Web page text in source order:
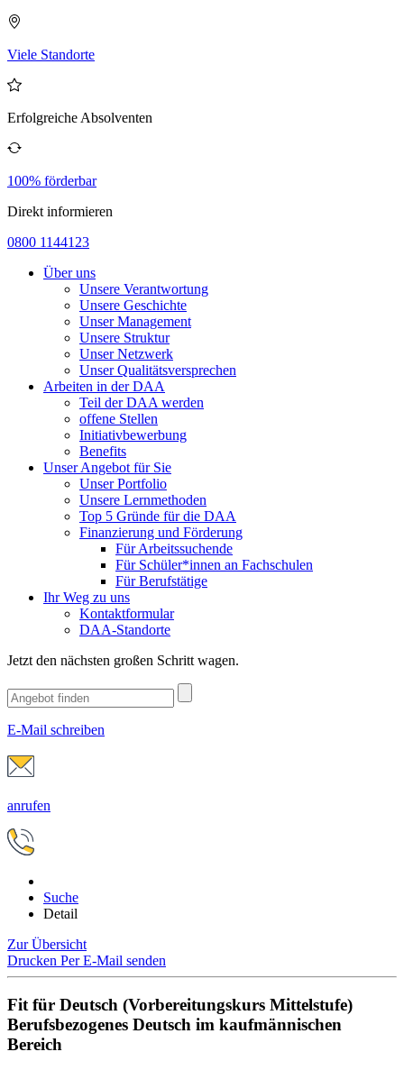
Viele Standorte
Erfolgreiche Absolventen
100% förderbar
Direkt informieren
0800 1144123
Über uns
Unsere Verantwortung
Unsere Geschichte
Unser Management
Unsere Struktur
Unser Netzwerk
Unser Qualitätsversprechen
Arbeiten in der DAA
Teil der DAA werden
offene Stellen
Initiativbewerbung
Benefits
Unser Angebot für Sie
Unser Portfolio
Unsere Lernmethoden
Top 5 Gründe für die DAA
Finanzierung und Förderung
Für Arbeitssuchende
Für Schüler*innen an Fachschulen
Für Berufstätige
Ihr Weg zu uns
Kontaktformular
DAA-Standorte
Jetzt den nächsten großen Schritt wagen.
E-Mail schreiben
anrufen
Suche
Detail
Zur Übersicht
Drucken Per E-Mail senden
Fit für Deutsch (Vorbereitungskurs Mittelstufe)
Berufsbezogenes Deutsch im kaufmännischen
Bereich